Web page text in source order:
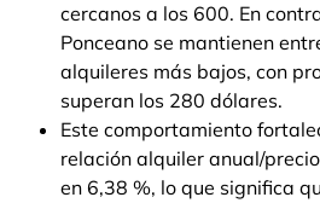
cercanos a los 600. En
Ponceano se mantienen
alquileres más bajos, con
superan los 280 dólares.
Este comportamiento
relación alquiler anual/
en 6,38 %, lo que significa